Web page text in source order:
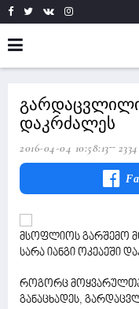
გარდაცვლილი
დაკრძალეს
2016-04-04 10:58:13
მსოფლიოს გარშემო
სარა იანგი ოკეაეში
როგორც
განაცხადეს,